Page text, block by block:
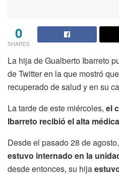
0
SHARES
La hija de Gualberto Ibarreto
de Twitter en la que mostró
recuperado de salud y en su
La tarde de este miércoles, el
Ibarreto recibió el alta
Desde el pasado 28 de agosto,
estuvo internado en la
desde entonces, su hija